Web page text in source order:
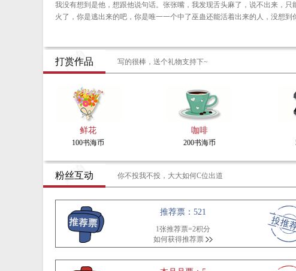
我没有想到是他，想跟他说句话。张张嘴，我发现舌头麻了，说不出来，只能发出呜呜啊
火了，你是逃出来的吧，你是唯一一个中了巫蛊还能活着出来的人，没想
打赏作品 写的很棒，送个礼物支持下~
鲜花
100书海币
咖啡
200书海币
粉丝互动 你不投我不投，大大如何C位出道
推荐票：521
1张推荐票=2积分
如何获得推荐票
地骨诡师
地骨师是一种极其稀有的职业
电，通阴阳晓五行。